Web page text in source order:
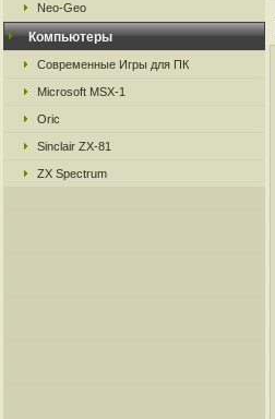
Neo-Geo
Компьютеры
Современные Игры для ПК
Microsoft MSX-1
Oric
Sinclair ZX-81
ZX Spectrum